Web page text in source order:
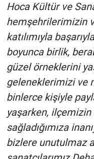
Hoca Kültür ve
hemşehrilerimizin
katılımıyla
boyunca birlik,
güzel örneklerini
geleneklerimizi ve
binlerce kişiyle
yaşarken, ilçemizin
sağladığımıza
bizlere unutulmaz